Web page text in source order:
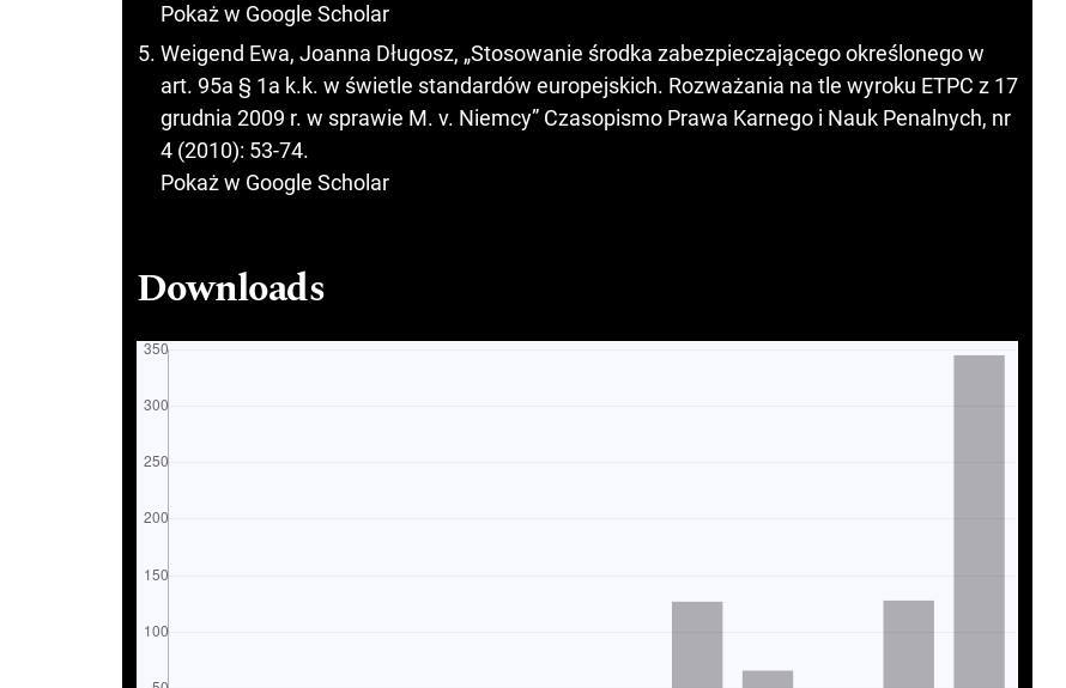
Pokaż w Google Scholar
Weigend Ewa, Joanna Długosz, „Stosowanie środka zabezpieczającego określonego w
art. 95a § 1a k.k. w świetle standardów europejskich. Rozważania na tle wyroku ETPC z 17
grudnia 2009 r. w sprawie M. v. Niemcy” Czasopismo Prawa Karnego i Nauk Penalnych, nr
4 (2010): 53-74.
Pokaż w Google Scholar
Downloads